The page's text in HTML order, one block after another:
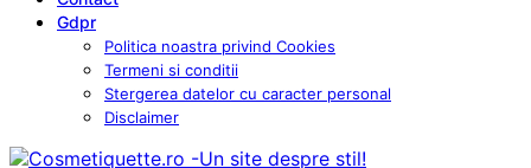
Gdpr
Politica noastra privind Cookies
Termeni si conditii
Stergerea datelor cu caracter personal
Disclaimer